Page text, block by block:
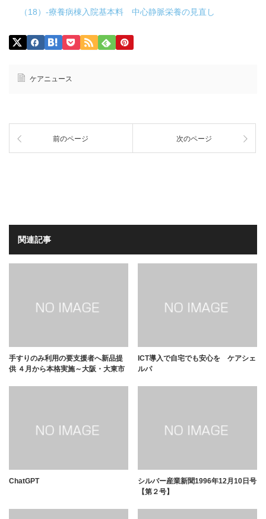
（18）-療養病棟入院基本料 中心静脈栄養の見直し
ケアニュース
前のページ 次のページ
関連記事
手すりのみ利用の要支援者へ新品提
供 ４月から本格実施～大阪・大東市
ICT導入で自宅でも安心を ケアシェ
ルパ
ChatGPT
シルバー産業新聞1996年12月10日号
【第２号】